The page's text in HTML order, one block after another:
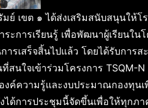
เขต ๑ ได้ส่งเสริมสนับสนุนให้โ
ะการเรียนรู้ เพื่อพัฒนาผู้เรียนใ
รเสร็จสิ้นไปแล้ว โดยได้รับการ
สนใจเข้าร่วมโครงการ TSQM-
ค์ความรู้และงบประมาณกองทุนเ
ได้การประชุมนี้จัดขึ้นเพื่อให้ทุกภ